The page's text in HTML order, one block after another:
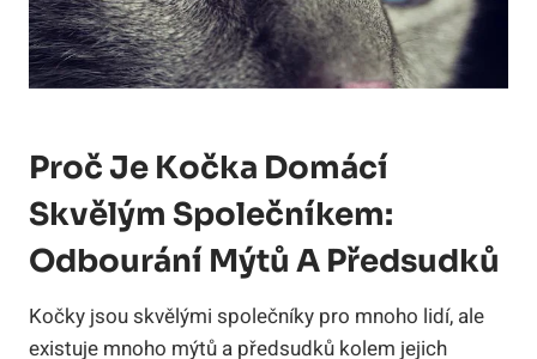
Proč Je Kočka Domácí
Skvělým Společníkem:
Odbourání Mýtů A Předsudků
Kočky jsou skvělými společníky pro mnoho lidí, ale
existuje mnoho mýtů a předsudků kolem jejich